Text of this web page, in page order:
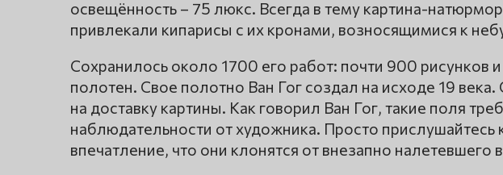
освещённость – 75 люкс. Всегда в тему картина-
привлекали кипарисы с их кронами, возносящимися к
Сохранилось около 1700 его работ: почти 900 рисунков
полотен. Свое полотно Ван Гог создал на исходе 19
на доставку картины. Как говорил Ван Гог, такие поля
наблюдательности от художника. Просто прислушайтесь
впечатление, что они клонятся от внезапно налетевшего